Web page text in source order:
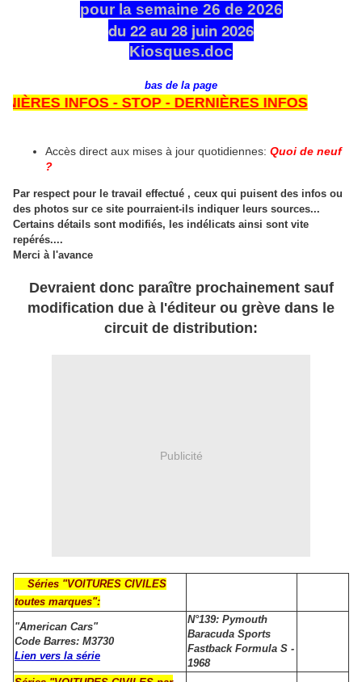
pour la semaine 26 de 2026
du 22 au 28 juin 2026
Kiosques.doc
bas de la page
INFOS - STOP - DERNIÈRES INFOS
Accès direct aux mises à jour quotidiennes: Quoi de neuf
?
Par respect pour le travail effectué , ceux qui puisent des infos ou
des photos sur ce site pourraient-ils indiquer leurs sources...
Certains détails sont modifiés, les indélicats ainsi sont vite
repérés....
Merci à l'avance
Devraient donc paraître prochainement sauf
modification due à l'éditeur ou grève dans le
circuit de distribution:
Publicité
Séries "VOITURES CIVILES
toutes marques":
"American Cars"
Code Barres: M3730
Lien vers la série
N°139: Pymouth
Baracuda Sports
Fastback Formula S -
1968